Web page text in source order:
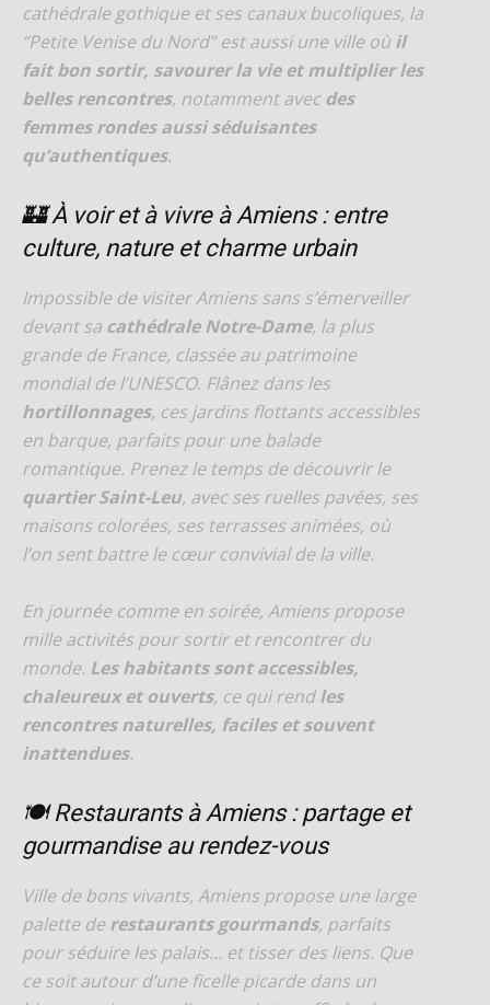
cathédrale gothique et ses canaux bucoliques, la
“Petite Venise du Nord” est aussi une ville où il
fait bon sortir, savourer la vie et multiplier les
belles rencontres, notamment avecdes
femmes rondes aussi séduisantes
qu’authentiques.
🏰 À voir et à vivre à Amiens : entre
culture, nature et charme urbain
Impossible de visiter Amiens sans s’émerveiller
devant sa cathédrale Notre-Dame, la plus
grande de France, classée au patrimoine
mondial de l’UNESCO. Flânez dans les
hortillonnages, ces jardins flottants accessibles
en barque, parfaits pour une balade
romantique. Prenez le temps de découvrir le
quartier Saint-Leu, avec ses ruelles pavées, ses
maisons colorées, ses terrasses animées, où
l’on sent battre le cœur convivial de la ville.
En journée comme en soirée, Amiens propose
mille activités pour sortir et rencontrer du
monde. Les habitants sont accessibles,
chaleureux et ouverts, ce qui rendles
rencontres naturelles, faciles et souvent
inattendues.
🍽️ Restaurants à Amiens : partage et
gourmandise au rendez-vous
Ville de bons vivants, Amiens propose une large
palette derestaurants gourmands, parfaits
pour séduire les palais… et tisser des liens. Que
ce soit autour d’une ficelle picarde dans un